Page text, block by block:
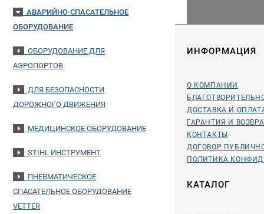
АВАРИЙНО-СПАСАТЕЛЬНОЕ
ОБОРУДОВАНИЕ
ОБОРУДОВАНИЕ ДЛЯ
АЭРОПОРТОВ
ДЛЯ БЕЗОПАСНОСТИ
ДОРОЖНОГО ДВИЖЕНИЯ
МЕДИЦИНСКОЕ ОБОРУДОВАНИЕ
STIHL ИНСТРУМЕНТ
ПНЕВМАТИЧЕСКОЕ
СПАСАТЕЛЬНОЕ ОБОРУДОВАНИЕ
VETTER
ИНФОРМАЦИЯ
О КОМПАНИИ
ДОСТАВКА И
ГАРАНТИЯ И
КОНТАКТЫ
ДОГОВОР
ПОЛИТИКА
КАТАЛОГ